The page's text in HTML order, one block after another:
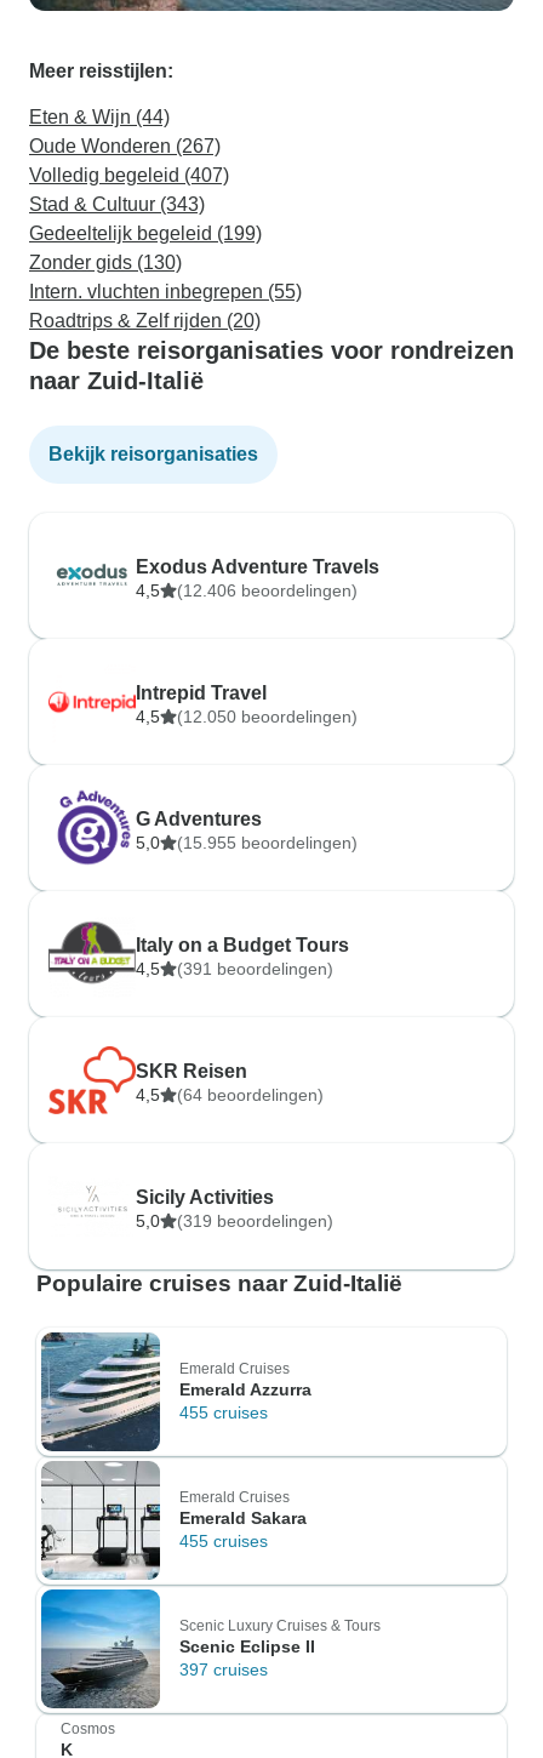
Meer reisstijlen:
Eten & Wijn (44)
Oude Wonderen (267)
Volledig begeleid (407)
Stad & Cultuur (343)
Gedeeltelijk begeleid (199)
Zonder gids (130)
Intern. vluchten inbegrepen (55)
Roadtrips & Zelf rijden (20)
De beste reisorganisaties voor rondreizen
naar Zuid-Italië
Bekijk reisorganisaties
Exodus Adventure Travels
4,5 (12.406 beoordelingen)
Intrepid Travel
4,5 (12.050 beoordelingen)
G Adventures
5,0 (15.955 beoordelingen)
Italy on a Budget Tours
4,5 (391 beoordelingen)
SKR Reisen
4,5 (64 beoordelingen)
Sicily Activities
5,0 (319 beoordelingen)
Populaire cruises naar Zuid-Italië
Emerald Cruises
Emerald Azzurra
455 cruises
Emerald Cruises
Emerald Sakara
455 cruises
Scenic Luxury Cruises & Tours
Scenic Eclipse II
397 cruises
Cosmos
K